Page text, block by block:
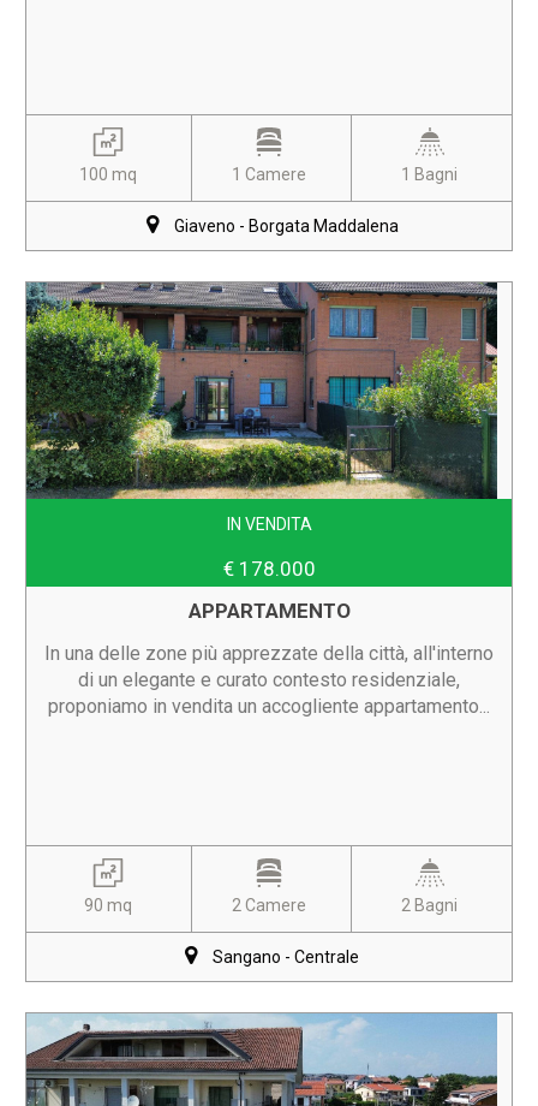
100 mq 1 Camere 1 Bagni
Giaveno - Borgata Maddalena
IN VENDITA
€ 178.000
APPARTAMENTO
In una delle zone più apprezzate della città, all'interno
di un elegante e curato contesto residenziale,
proponiamo in vendita un accogliente appartamento...
90 mq 2 Camere 2 Bagni
Sangano - Centrale